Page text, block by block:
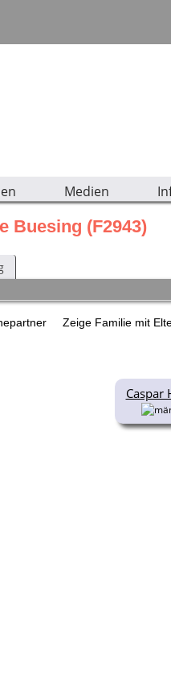
Medien
Buesing (F2943)
Zeige Familie mit
Caspar